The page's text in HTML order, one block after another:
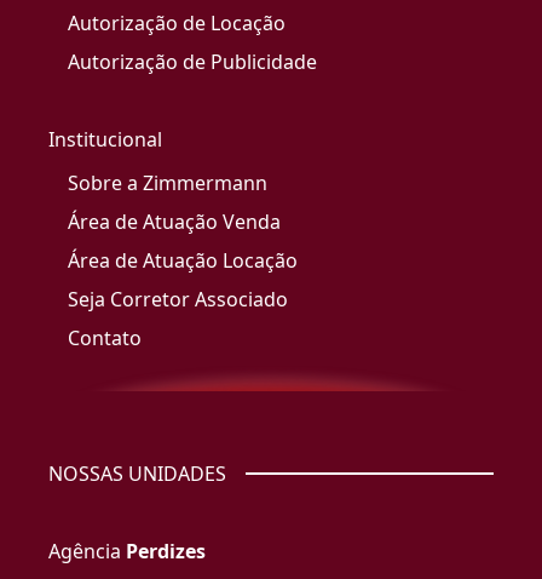
Autorização de Locação
Autorização de Publicidade
Institucional
Sobre a Zimmermann
Área de Atuação Venda
Área de Atuação Locação
Seja Corretor Associado
Contato
NOSSAS UNIDADES
Agência Perdizes